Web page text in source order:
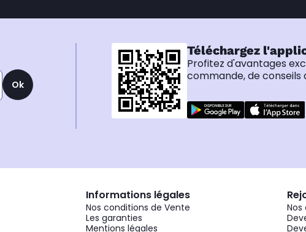
Ok
Téléchargez
Profitez d'avantages
commande, de
Informations légales
Nos conditions de Vente
Les garanties
Mentions légales